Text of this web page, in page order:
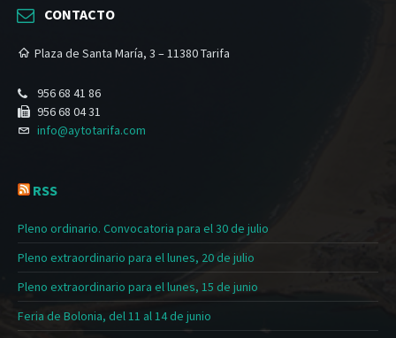
CONTACTO
Plaza de Santa María, 3 – 11380 Tarifa
956 68 41 86
956 68 04 31
info@aytotarifa.com
RSS
Pleno ordinario. Convocatoria para el 30 de julio
Pleno extraordinario para el lunes, 20 de julio
Pleno extraordinario para el lunes, 15 de junio
Feria de Bolonia, del 11 al 14 de junio